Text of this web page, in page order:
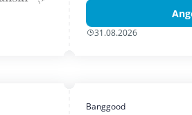
31.08.2026
Banggood